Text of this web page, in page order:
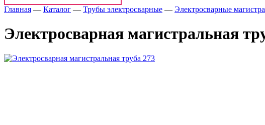
Главная — Каталог — Трубы электросварные — Электросварные
Электросварная магистральная